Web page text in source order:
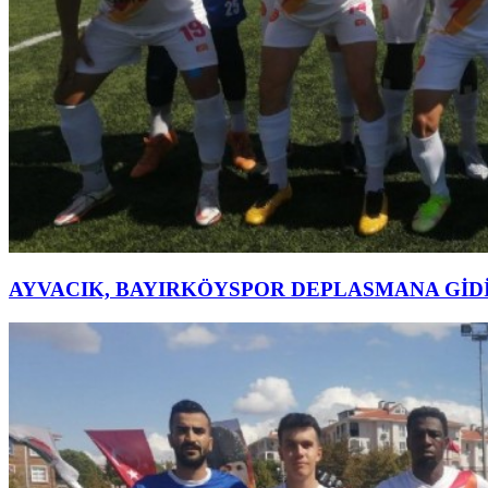
AYVACIK, BAYIRKÖYSPOR DEPLASMANA